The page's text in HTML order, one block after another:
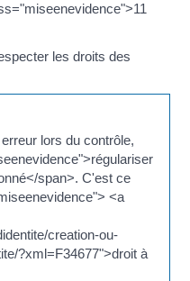
les droits des
lors du contrôle,
span>. C'est ce
<a
creation-ou-
?xml=F34677">droit à